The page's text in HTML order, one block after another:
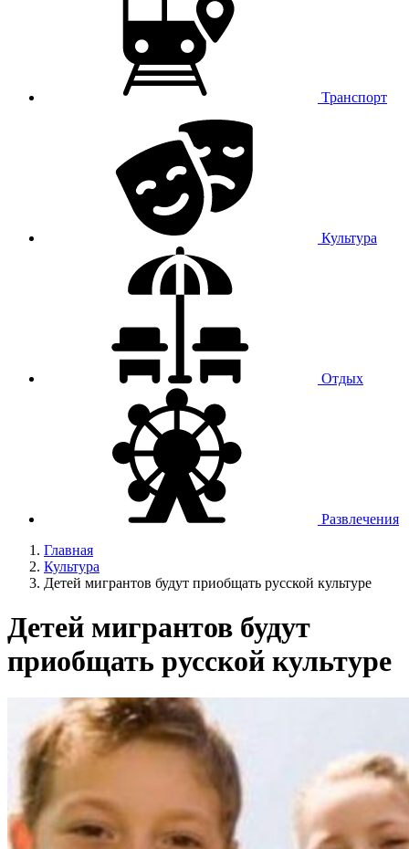
Транспорт
Культура
Отдых
Развлечения
Главная
Культура
Детей мигрантов будут приобщать русской культуре
Детей мигрантов будут
приобщать русской культуре